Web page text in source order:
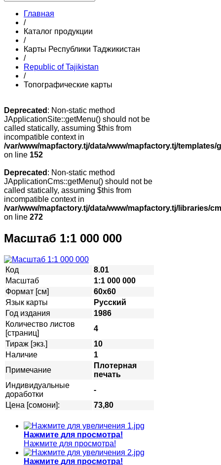
Главная
/
Каталог продукции
/
Карты Республики Таджикистан
/
Republic of Tajikistan
/
Топографические карты
Deprecated : Non-static method
JApplicationSite::getMenu() should not be
called statically, assuming $this from
incompatible context in
/var/www/mapfactory.tj/data/www/mapfactory.tj/
on line 152
Deprecated : Non-static method
JApplicationCms::getMenu() should not be
called statically, assuming $this from
incompatible context in
/var/www/mapfactory.tj/data/www/mapfactory.tj/libraries/
on line 272
Масштаб 1:1 000 000
Код
8.01
Масштаб
1:1 000 000
Формат [см]
60х60
Язык карты
Русский
Год издания
1986
Количество листов
[страниц]
4
Тираж [экз.]
10
Наличие
1
Примечание
Плотерная
печать
Индивидуальные
доработки
-
Цена [сомони]:
73,80
Нажмите для просмотра!
Нажмите для просмотра!
Нажмите для просмотра!